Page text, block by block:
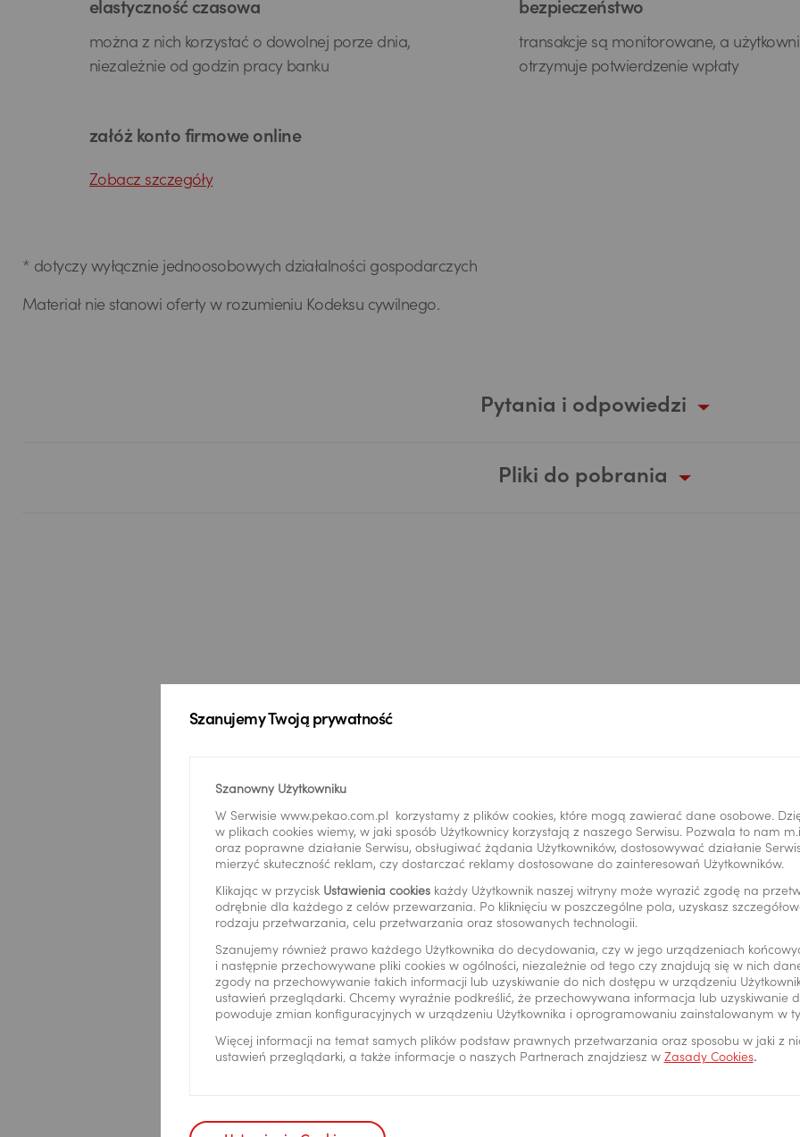
elastyczność czasowa
można z nich korzystać o dowolnej porze dnia,
niezależnie od godzin pracy banku
bezpieczeństwo
transakcje są monitorowane, a
otrzymuje potwierdzenie wpłaty
załóż konto firmowe online
Zobacz szczegóły
* dotyczy wyłącznie jednoosobowych działalności gospodarczych
Materiał nie stanowi oferty w rozumieniu Kodeksu cywilnego.
Pytania i odpowiedzi
Pliki do pobrania
Imię*
Szanujemy Twoją prywatność
Szanowny Użytkowniku
W Serwisie www.pekao.com.pl korzystamy z plików cookies, które mogą zawierać dane osobowe.
w plikach cookies wiemy, w jaki sposób Użytkownicy korzystają z naszego Serwisu. Pozwala to nam
oraz poprawne działanie Serwisu, obsługiwać żądania Użytkowników, dostosowywać działanie
mierzyć skuteczność reklam, czy dostarczać reklamy dostosowane do zainteresowań Użytkowników.
Klikając w przycisk Ustawienia cookies każdy Użytkownik naszej witryny może wyrazić zgodę na
odrębnie dla każdego z celów przewarzania. Po kliknięciu w poszczególne pola, uzyskasz
rodzaju przetwarzania, celu przetwarzania oraz stosowanych technologii.
Szanujemy również prawo każdego Użytkownika do decydowania, czy w jego urządzeniach
i następnie przechowywane pliki cookies w ogólności, niezależnie od tego czy znajdują się w nich
zgody na przechowywanie takich informacji lub uzyskiwanie do nich dostępu w urządzeniu
ustawień przeglądarki. Chcemy wyraźnie podkreślić, że przechowywana informacja lub uzyskiwanie
powoduje zmian konfiguracyjnych w urządzeniu Użytkownika i oprogramowaniu zainstalowanym w
Więcej informacji na temat samych plików podstaw prawnych przetwarzania oraz sposobu w jaki z
ustawień przeglądarki, a także informacje o naszych Partnerach znajdziesz w Zasady Cookies.